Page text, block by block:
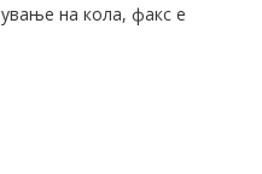
на кола, факс е